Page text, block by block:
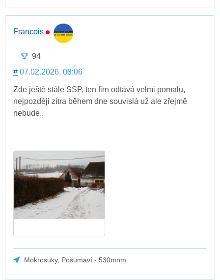
Francois
94
# 07.02.2026, 08:06
Zde ještě stále SSP, ten firn odtává velmi pomalu,
nejpozději zítra během dne souvislá už ale zřejmě
nebude..
Mokrosuky, Pošumaví - 530mnm